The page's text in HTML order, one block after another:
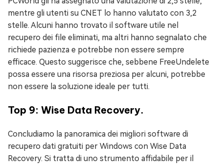
mentre gli utenti su CNET lo hanno valutato con 3,2
stelle. Alcuni hanno trovato il software utile nel
recupero dei file eliminati, ma altri hanno segnalato che
richiede pazienza e potrebbe non essere sempre
efficace. Questo suggerisce che, sebbene FreeUndelete
possa essere una risorsa preziosa per alcuni, potrebbe
non essere la soluzione ideale per tutti.
Top 9: Wise Data Recovery.
Concludiamo la panoramica dei migliori software di
recupero dati gratuiti per Windows con Wise Data
Recovery. Si tratta di uno strumento affidabile per il